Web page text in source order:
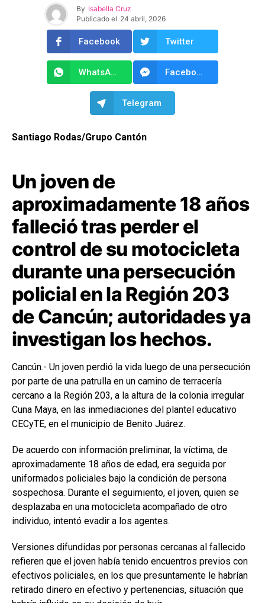
By Isabella Cruz
Publicado el 24 abril, 2026
Facebook Twitter
WhatsApp Facebook Messenger
Telegram
Santiago Rodas/Grupo Cantón
Un joven de
aproximadamente 18 años
falleció tras perder el
control de su motocicleta
durante una persecución
policial en la Región 203
de Cancún; autoridades ya
investigan los hechos.
Cancún.- Un joven perdió la vida luego de una persecución
por parte de una patrulla en un camino de terracería
cercano a la Región 203, a la altura de la colonia irregular
Cuna Maya, en las inmediaciones del plantel educativo
CECyTE, en el municipio de Benito Juárez.
De acuerdo con información preliminar, la víctima, de
aproximadamente 18 años de edad, era seguida por
uniformados policiales bajo la condición de persona
sospechosa. Durante el seguimiento, el joven, quien se
desplazaba en una motocicleta acompañado de otro
individuo, intentó evadir a los agentes.
Versiones difundidas por personas cercanas al fallecido
refieren que el joven había tenido encuentros previos con
efectivos policiales, en los que presuntamente le habrían
retirado dinero en efectivo y pertenencias, situación que